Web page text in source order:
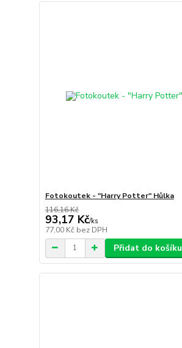
Fotokoutek - "Harry Potter" Hůlka
116,16 Kč
93,17 Kč/ks
77,00 Kč bez DPH
Přidat do košíku